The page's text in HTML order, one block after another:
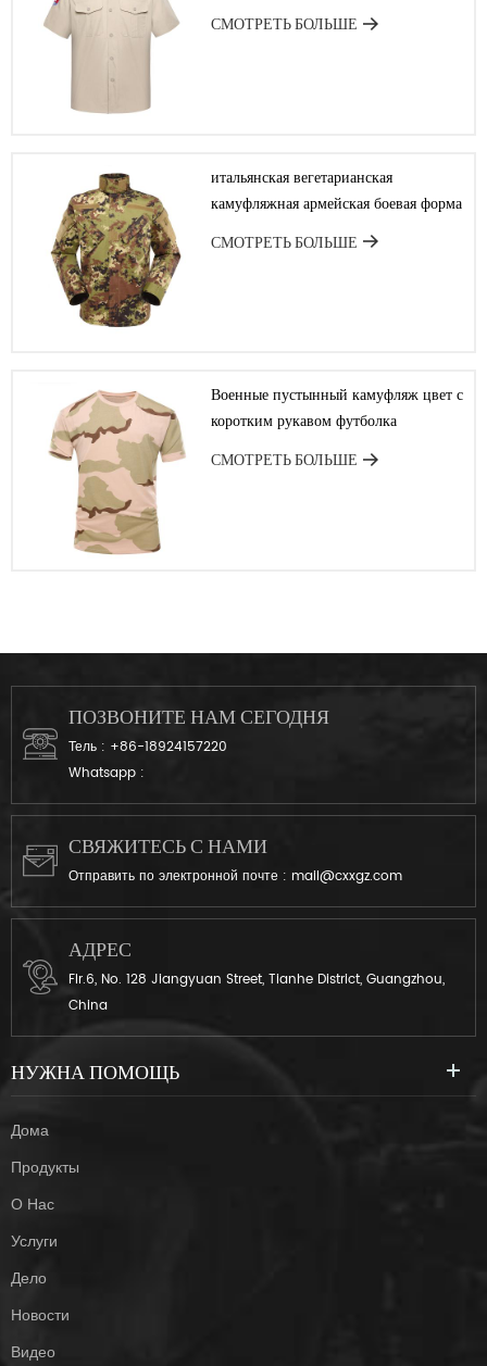
СМОТРЕТЬ БОЛЬШЕ
итальянская вегетарианская
камуфляжная армейская боевая форма
СМОТРЕТЬ БОЛЬШЕ
Военные пустынный камуфляж цвет с
коротким рукавом футболка
СМОТРЕТЬ БОЛЬШЕ
ПОЗВОНИТЕ НАМ СЕГОДНЯ
Тель : +86-18924157220
Whatsapp :
СВЯЖИТЕСЬ С НАМИ
Отправить по электронной почте : mail@cxxgz.com
АДРЕС
Flr.6, No. 128 Jiangyuan Street, Tianhe District, Guangzhou,
China
НУЖНА ПОМОЩЬ
Дома
Продукты
О Нас
Услуги
Дело
Новости
Видео